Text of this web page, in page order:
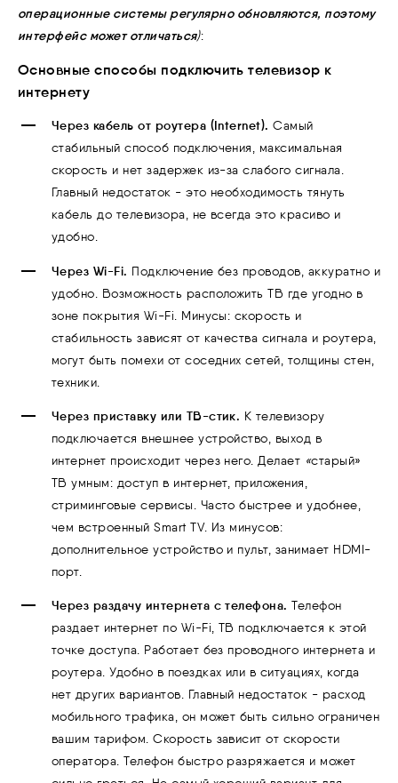
операционные системы регулярно обновляются, поэтому
интерфейс может отличаться):
Основные способы подключить телевизор к
интернету
Через кабель от роутера (Internet). Самый
стабильный способ подключения, максимальная
скорость и нет задержек из-за слабого сигнала.
Главный недостаток - это необходимость тянуть
кабель до телевизора, не всегда это красиво и
удобно.
Через Wi-Fi. Подключение без проводов, аккуратно и
удобно. Возможность расположить ТВ где угодно в
зоне покрытия Wi-Fi. Минусы: скорость и
стабильность зависят от качества сигнала и роутера,
могут быть помехи от соседних сетей, толщины стен,
техники.
Через приставку или ТВ-стик. К телевизору
подключается внешнее устройство, выход в
интернет происходит через него. Делает «старый»
ТВ умным: доступ в интернет, приложения,
стриминговые сервисы. Часто быстрее и удобнее,
чем встроенный Smart TV. Из минусов:
дополнительное устройство и пульт, занимает HDMI-
порт.
Через раздачу интернета с телефона.Телефон
раздает интернет по Wi-Fi, ТВ подключается к этой
точке доступа. Работает без проводного интернета и
роутера. Удобно в поездках или в ситуациях, когда
нет других вариантов. Главный недостаток - расход
мобильного трафика, он может быть сильно ограничен
вашим тарифом. Скорость зависит от скорости
оператора. Телефон быстро разряжается и может